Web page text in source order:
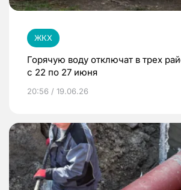
ЖКХ
Горячую воду отключат в трех
с 22 по 27 июня
20:56 / 19.06.26